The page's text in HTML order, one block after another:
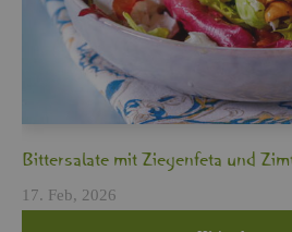
Bit­ter­sa­la­te mit Zie­gen­fe­ta und
17. Feb, 2026